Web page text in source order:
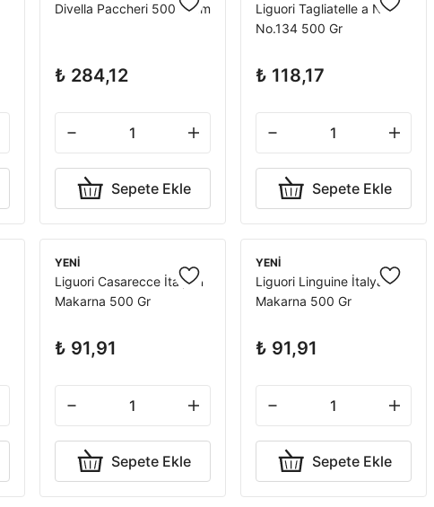
Divella Paccheri 500 Gram
₺ 284,12
Sepete Ekle
Liguori Tagliatelle a Nido
No.134 500 Gr
₺ 118,17
Sepete Ekle
YENİ
Liguori Casarecce İtalyan
Makarna 500 Gr
₺ 91,91
Sepete Ekle
YENİ
Liguori Linguine İtalyan
Makarna 500 Gr
₺ 91,91
Sepete Ekle